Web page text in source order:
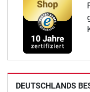
DEUTSCHLANDS